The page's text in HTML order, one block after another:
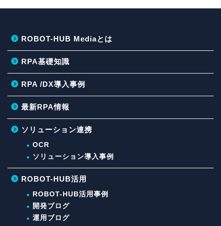
ROBOT-HUB Mediaとは
RPA基礎知識
RPA /DX導入事例
最新RPA情報
ソリューション連携
OCR
ソリューション導入事例
ROBOT-HUB活用
ROBOT-HUB活用事例
開発ブログ
運用ブログ